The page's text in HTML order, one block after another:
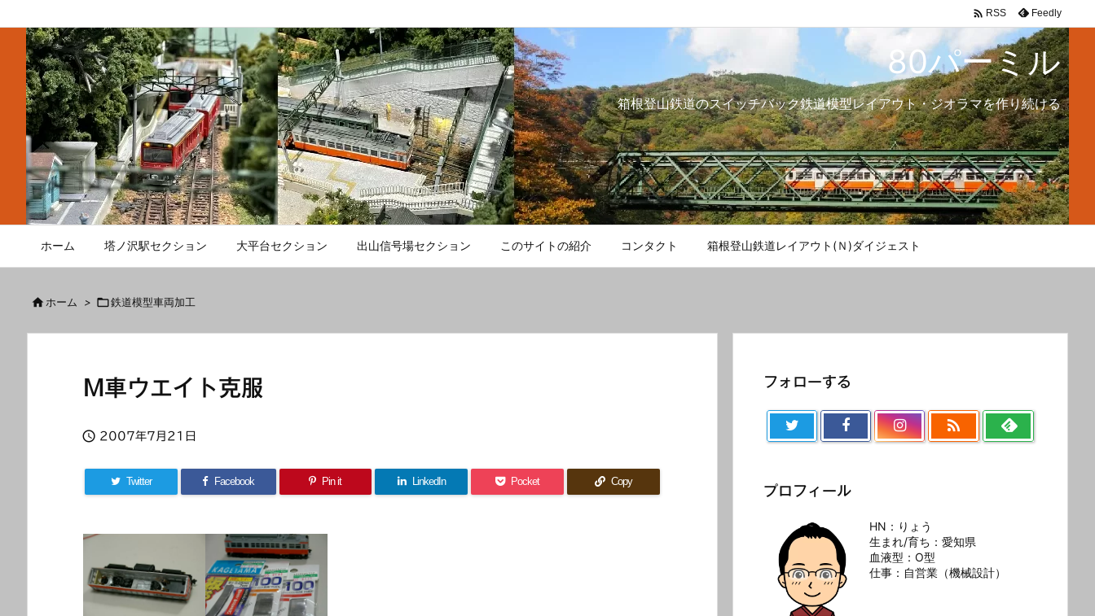
80パーミル
箱根登山鉄道のスイッチバック鉄道模型レイアウト・ジオラマを作り続ける
ホーム 塔ノ沢駅セクション 大平台セクション 出山信号場セクション このサイトの紹介 コンタクト 箱根登山鉄道レイアウト(Ｎ)ダイジェスト
 RSS Feedly
 ホーム > 鉄道模型車両加工
M車ウエイト克服
 2007年7月21日
Twitter Facebook Pin it LinkedIn Pocket Copy
フォローする

プロフィール
HN：りょう
生まれ/育ち：愛知県
血液型：O型
仕事：自営業（機械設計）